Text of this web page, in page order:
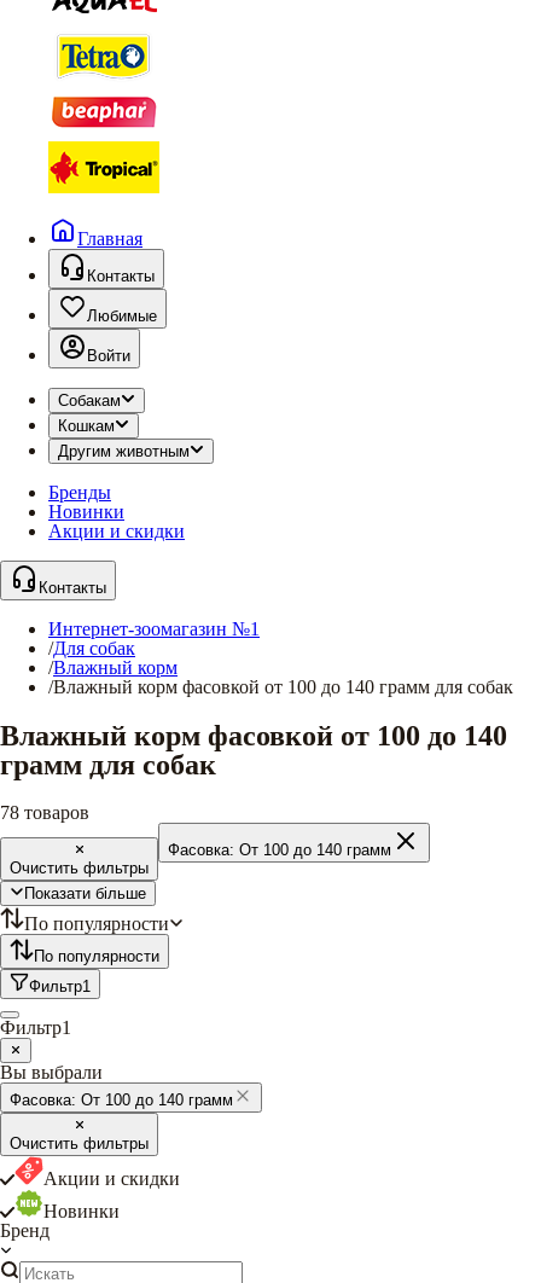
Главная
Контакты
Любимые
Войти
Собакам
Кошкам
Другим животным
Бренды
Новинки
Акции и скидки
Контакты
Интернет-зоомагазин №1
/Для собак
/Влажный корм
/Влажный корм фасовкой от 100 до 140 грамм для собак
Влажный корм фасовкой от 100 до 140
грамм для собак
78 товаров
Очистить фильтры
Фасовка: От 100 до 140 грамм
Показати більше
По популярности
По популярности
Фильтр1
Фильтр1
Вы выбрали
Фасовка: От 100 до 140 грамм
Очистить фильтры
Акции и скидки
Новинки
Бренд